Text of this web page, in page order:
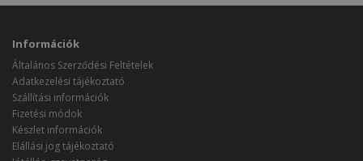
Információk
Általános Szerződési Feltételek
Adatkezelési tájékoztató
Szállítási információk
Fizetési módok
Készlet információk
Elállási jog tájékoztató